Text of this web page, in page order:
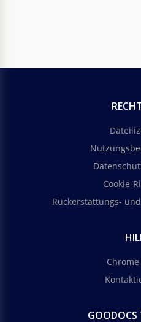
Cookie-
Rückerstattungs-
GOODOCS